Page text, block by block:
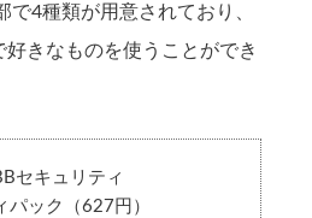
で4種類が用意されており、
好きなものを使うことができ
セキュリティ
パック（627円）